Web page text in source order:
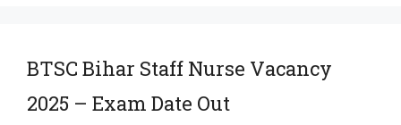
BTSC Bihar Staff Nurse Vacancy
2025 – Exam Date Out